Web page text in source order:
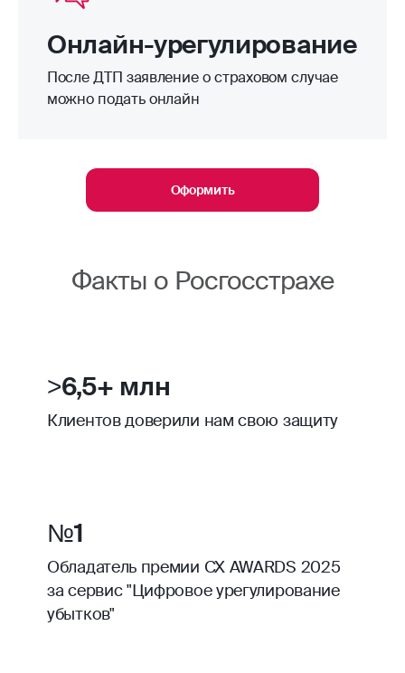
Онлайн-урегулирование
После ДТП заявление о страховом случае
можно подать онлайн
Оформить
Факты о Росгосстрахе
>6,5+ млн
Клиентов доверили нам свою защиту
№1
Обладатель премии CX AWARDS 2025
за сервис "Цифровое урегулирование
убытков"